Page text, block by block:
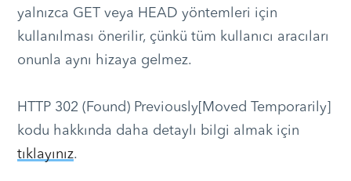
yalnızca GET veya HEAD yöntemleri için
kullanılması önerilir, çünkü tüm kullanıcı aracıları
onunla aynı hizaya gelmez.
HTTP 302 (Found) Previously[Moved Temporarily]
kodu hakkında daha detaylı bilgi almak için
tıklayınız.